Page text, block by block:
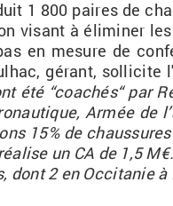
1 800 paires de
vi­sant à éli­mi­ner les
en me­sure de
gé­rant, sol­li­cite
été “coa­chés“ par
Armée de
15% de
un CA de 1,5 M€.
dont 2 en Oc­ci­ta­nie